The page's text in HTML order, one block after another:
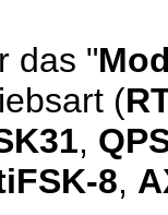
das "
(
,
8,